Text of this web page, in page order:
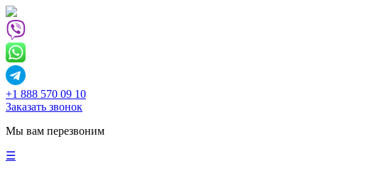
+1 888 570 09 10
Заказать звонок
Мы вам перезвоним
☰